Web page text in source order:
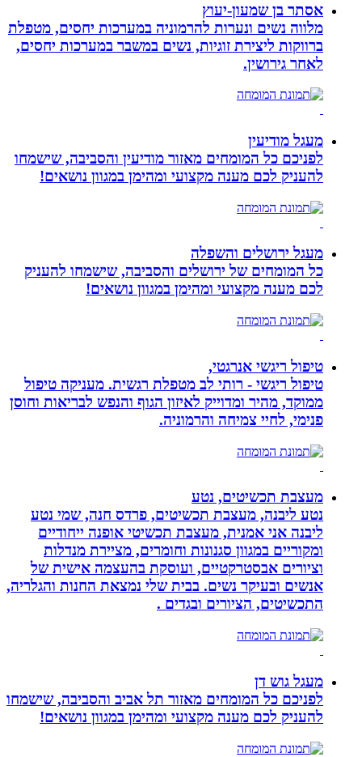
אסתר בן שמעון-יעוץ
מלווה נשים ונערות להרמוניה במערכות יחסים, מטפלת
ברווקות ליצירת זוגיות, נשים במשבר במערכות יחסים,
לאחר גירושין.
מעגל מודיעין
לפניכם כל המומחים מאזור מודיעין והסביבה, שישמחו
להעניק לכם מענה מקצועי ומהימן במגוון נושאים!
מעגל ירושלים והשפלה
כל המומחים של ירושלים והסביבה, שישמחו להעניק
לכם מענה מקצועי ומהימן במגוון נושאים!
טיפול ריגשי אנרגטי,
טיפול ריגשי - רותי לב מטפלת רגשית. מעניקה טיפול
ממוקד, מהיר ומדוייק לאיזון הגוף והנפש לבריאות וחוסן
פנימי, לחיי צמיחה והרמוניה.
מעצבת תכשיטים, נטע
נטע ליבנה, מעצבת תכשיטים, פרדס חנה, שמי נטע
ליבנה אני אמנית, מעצבת תכשיטי אופנה ייחודיים
ומקוריים במגוון סגנונות וחומרים, מציירת מנדלות
וציורים אבסטרקטיים, ועוסקת בהעצמה אישית של
אנשים ובעיקר נשים. בבית שלי נמצאת החנות והגלריה,
התכשיטים, הציורים ובגדים .
מעגל גוש דן
לפניכם כל המומחים מאזור תל אביב והסביבה, שישמחו
להעניק לכם מענה מקצועי ומהימן במגוון נושאים!